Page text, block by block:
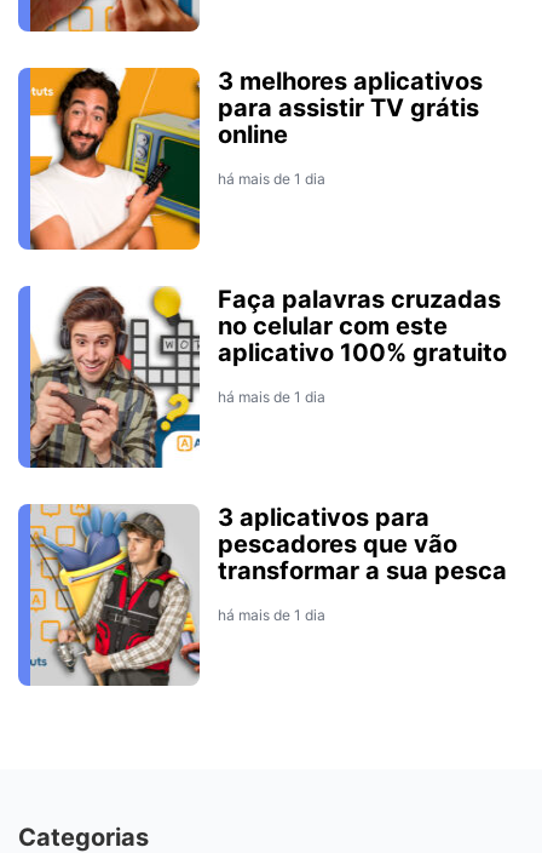
3 melhores aplicativos
para assistir TV grátis
online
há mais de 1 dia
Faça palavras cruzadas
no celular com este
aplicativo 100% gratuito
há mais de 1 dia
3 aplicativos para
pescadores que vão
transformar a sua pesca
há mais de 1 dia
Categorias